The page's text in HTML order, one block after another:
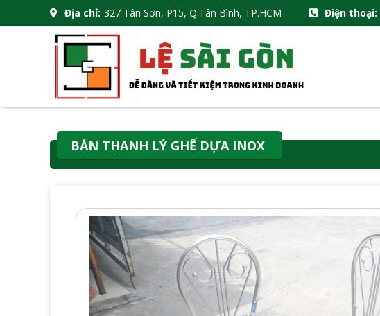
Địa chỉ: 327 Tân Sơn, P15, Q.Tân Bình, TP.HCM Điện thoại:
BÁN THANH LÝ GHẾ DỰA INOX